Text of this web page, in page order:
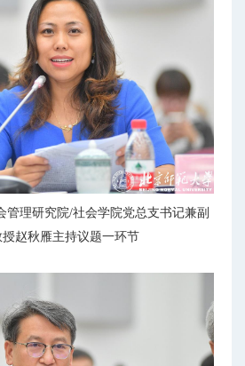
管理研究院/社会学院党总支书记兼副
授赵秋雁主持议题一环节